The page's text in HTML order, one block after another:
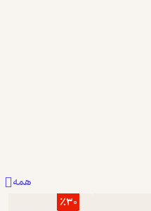
همه
٪30